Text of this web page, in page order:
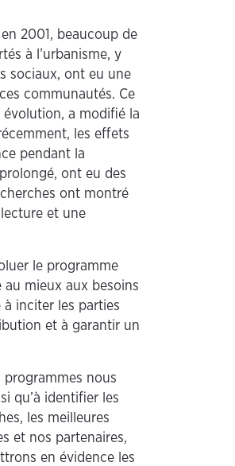
2001, beaucoup de
à l’urbanisme, y
sociaux, ont eu une
communautés. Ce
évolution, a modifié la
les effets
pendant la
ont eu des
ont montré
et une
le programme
au mieux aux besoins
à inciter les parties
et à garantir un
programmes nous
qu’à identifier les
les meilleures
et nos partenaires,
en évidence les